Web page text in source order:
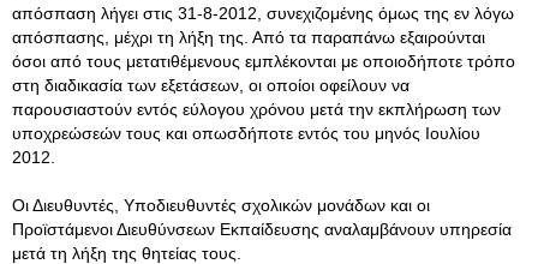
απόσπαση λήγει στις 31-8-2012, συνεχιζομένης όμως της εν λόγω
απόσπασης, μέχρι τη λήξη της. Από τα παραπάνω εξαιρούνται
όσοι από τους μετατιθέμενους εμπλέκονται με οποιοδήποτε τρόπο
στη διαδικασία των εξετάσεων, οι οποίοι οφείλουν να
παρουσιαστούν εντός εύλογου χρόνου μετά την εκπλήρωση των
υποχρεώσεών τους και οπωσδήποτε εντός του μηνός Ιουλίου
2012.
Οι Διευθυντές, Υποδιευθυντές σχολικών μονάδων και οι
Προϊστάμενοι Διευθύνσεων Εκπαίδευσης αναλαμβάνουν υπηρεσία
μετά τη λήξη της θητείας τους.